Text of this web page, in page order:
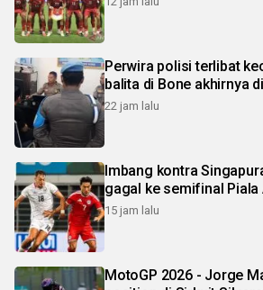
Perwira polisi terlibat
balita di Bone akhirnya
22 jam lalu
Imbang kontra
gagal ke semifinal Piala
15 jam lalu
MotoGP 2026 - Jorge